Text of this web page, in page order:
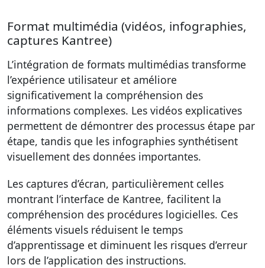
Format multimédia (vidéos, infographies,
captures Kantree)
L’intégration de formats multimédias transforme
l’expérience utilisateur et améliore
significativement la compréhension des
informations complexes. Les vidéos explicatives
permettent de démontrer des processus étape par
étape, tandis que les infographies synthétisent
visuellement des données importantes.
Les captures d’écran, particulièrement celles
montrant l’interface de Kantree, facilitent la
compréhension des procédures logicielles. Ces
éléments visuels réduisent le temps
d’apprentissage et diminuent les risques d’erreur
lors de l’application des instructions.